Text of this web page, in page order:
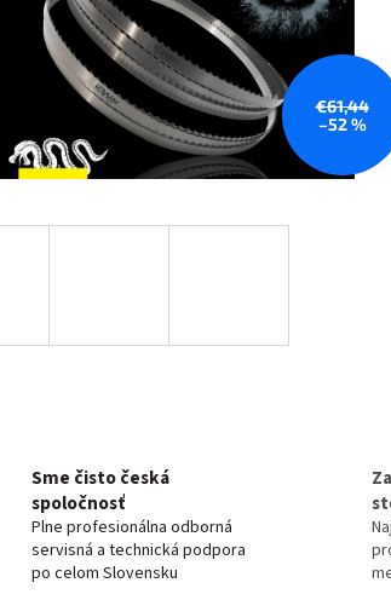
€61,44
–52 %
Sme čisto česká
spoločnosť
Plne profesionálna odborná
servisná a technická podpora
po celom Slovensku